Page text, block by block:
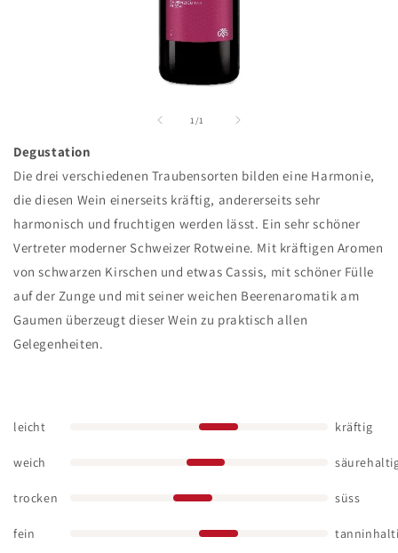
öffnen
1 /
von1
Degustation
Die drei verschiedenen Traubensorten bilden eine Harmonie,
die diesen Wein einerseits kräftig, andererseits sehr
harmonisch und fruchtigen werden lässt. Ein sehr schöner
Vertreter moderner Schweizer Rotweine. Mit kräftigen Aromen
von schwarzen Kirschen und etwas Cassis, mit schöner Fülle
auf der Zunge und mit seiner weichen Beerenaromatik am
Gaumen überzeugt dieser Wein zu praktisch allen
Gelegenheiten.
leicht kräftig
weich
trocken süss
fein